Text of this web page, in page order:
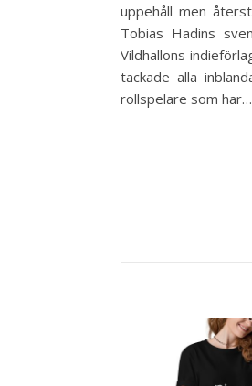
uppehåll men
Tobias Hadins
Vildhallons
tackade alla
rollspelare som har…